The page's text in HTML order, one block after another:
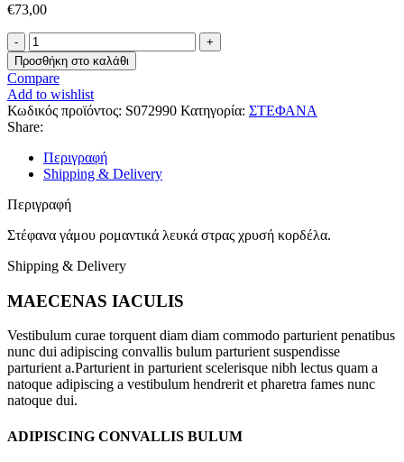
€73,00
ΣΤΕΦΑΝΑ
S072990
ποσότητα
Προσθήκη στο καλάθι
Compare
Add to wishlist
Κωδικός προϊόντος: S072990 Κατηγορία: ΣΤΕΦΑΝΑ
Share:
Περιγραφή
Shipping & Delivery
Περιγραφή
Στέφανα γάμου ρομαντικά λευκά στρας χρυσή κορδέλα.
Shipping & Delivery
MAECENAS IACULIS
Vestibulum curae torquent diam diam commodo parturient penatibus
nunc dui adipiscing convallis bulum parturient suspendisse
parturient a.Parturient in parturient scelerisque nibh lectus quam a
natoque adipiscing a vestibulum hendrerit et pharetra fames nunc
natoque dui.
ADIPISCING CONVALLIS BULUM